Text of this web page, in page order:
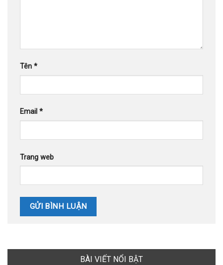
Tên *
Email *
Trang web
BÀI VIẾT NỔI BẬT